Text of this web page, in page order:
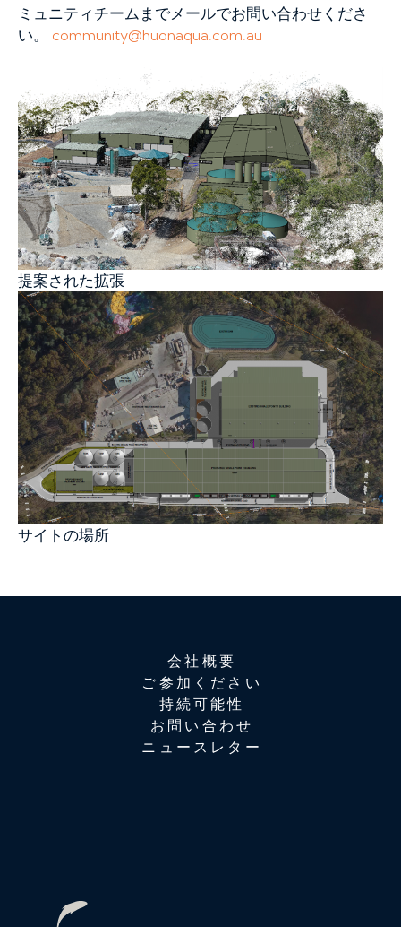
ミュニティチームまでメールでお問い合わせくださ
い。 community@huonaqua.com.au
提案された拡張
サイトの場所
会社概要
ご参加ください
持続可能性
お問い合わせ
ニュースレター